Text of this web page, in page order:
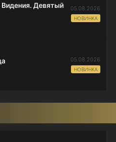
Девятый
05.08.2026
НОВИНКА
05.08.2026
НОВИНКА